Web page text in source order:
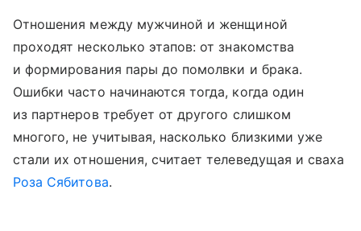
Отношения между мужчиной и женщиной
проходят несколько этапов: от знакомства
и формирования пары до помолвки и брака.
Ошибки часто начинаются тогда, когда один
из партнеров требует от другого слишком
многого, не учитывая, насколько близкими уже
стали их отношения, считает телеведущая и сваха
Роза Сябитова.